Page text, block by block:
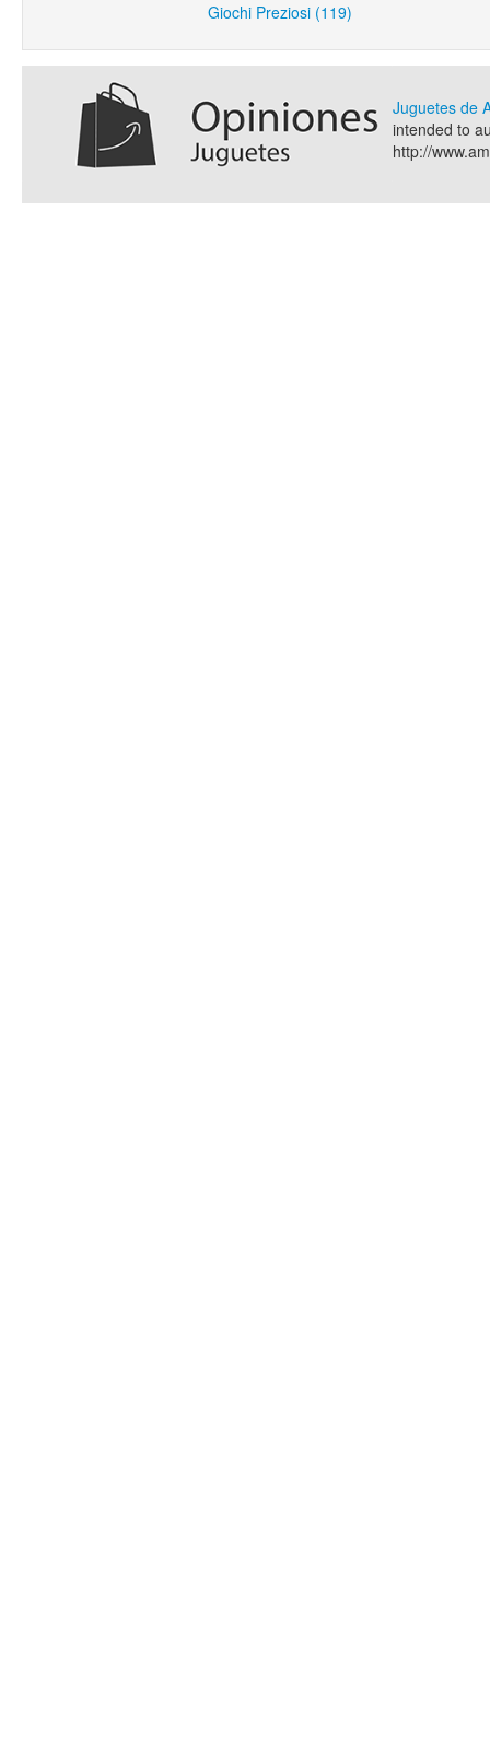
Giochi Preziosi (119)
Juguetes de
intended to
http://